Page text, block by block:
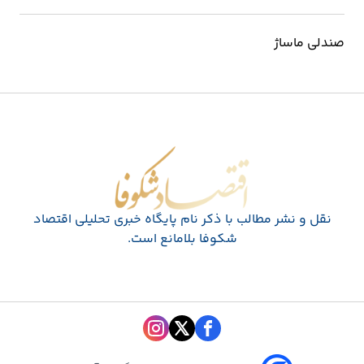
صندلی ماساژ
اقتصاد شکوفا
نقل و نشر مطالب با ذکر نام پايگاه خبری تحليلی اقتصاد
شکوفا بلامانع است.